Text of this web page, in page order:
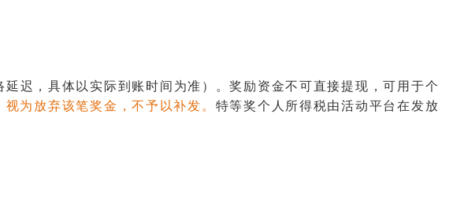
延迟，具体以实际到账时间为准）。奖励资金不可直接提现，可用于个
为放弃该笔奖金，不予以补发。 特等奖个人所得税由活动平台在发放